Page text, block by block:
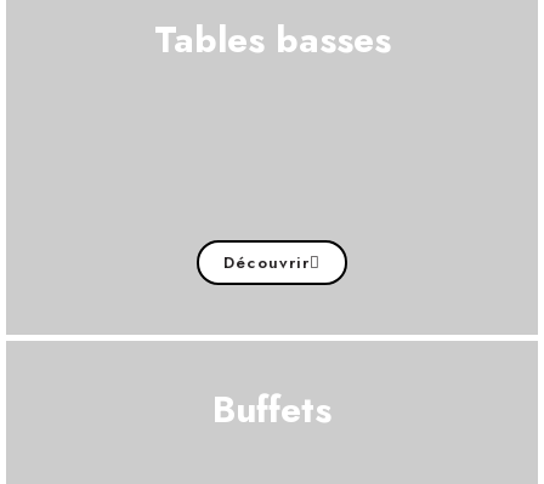
Tables basses
Découvrir
Buffets